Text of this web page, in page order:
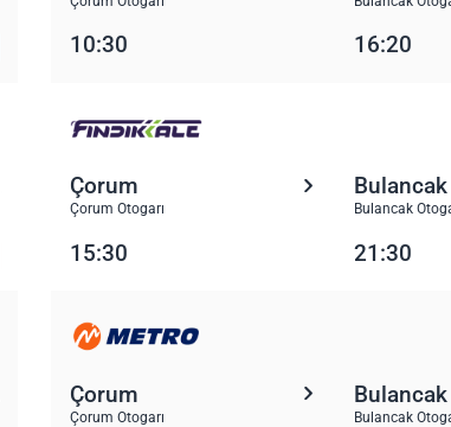
10:30 16:20
Çorum
Çorum Otogarı
Bulancak
Bulancak
15:30 21:30
Çorum
Çorum Otogarı
Bulancak
Bulancak